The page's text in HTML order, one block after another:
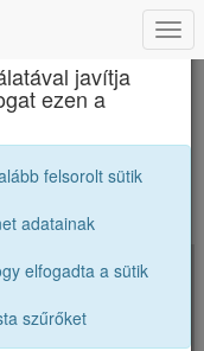
Líceum
véndiákjai
kilométerrel tólva.
javítja
ezen a
felsorolt sütik
adatainak
elfogadta a sütik
szűrőket